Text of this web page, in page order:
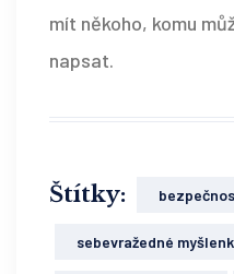
mít někoho, komu
napsat.
Štítky:
sebevražedné